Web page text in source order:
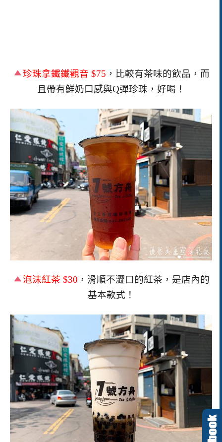
珍珠拿鐵鐵觀音 $75 ，比較有茶味的飲品，而
且帶有鮮奶口感與Q彈珍珠，好喝！
泡沫紅茶 $30 ，滑順不澀口的紅茶，是店內的
基本款式！